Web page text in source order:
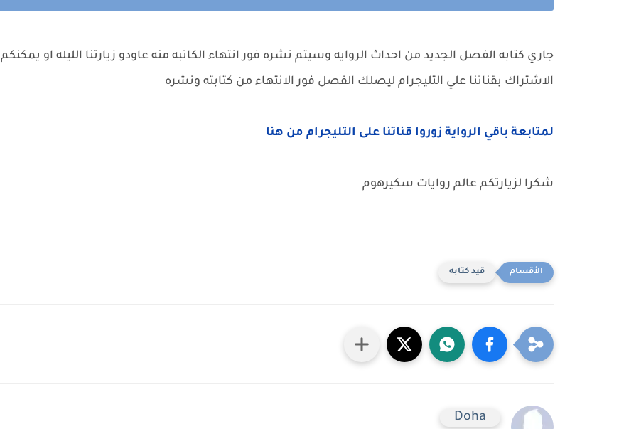
جاري كتابه الفصل الجديد من احداث الروايه وسيتم نشره فور انتهاء الكاتبه منه عاودو زيارتنا الليله او يمكنكم
الاشتراك بقناتنا علي التليجرام ليصلك الفصل فور الانتهاء من كتابته ونشره
لمتابعة باقي الرواية زوروا قناتنا على التليجرام من هنا
شكرا لزيارتكم عالم روايات سكيرهوم
قيد كتابه
Doha